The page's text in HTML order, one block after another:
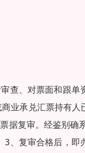
查、对票面和跟
业承兑汇票持有
据复审。经鉴别
、复审合格后，